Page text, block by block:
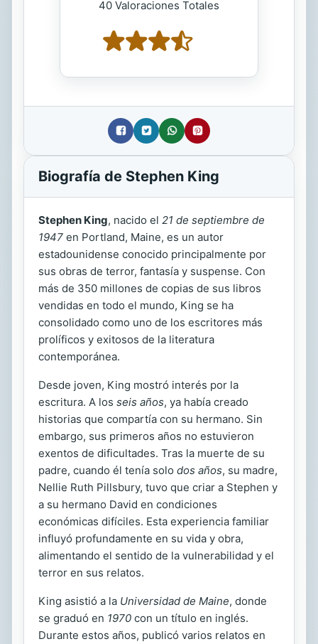
40 Valoraciones Totales
Biografía de Stephen King
Stephen King, nacido el 21 de septiembre de
1947 en Portland, Maine, es un autor
estadounidense conocido principalmente por
sus obras de terror, fantasía y suspense. Con
más de 350 millones de copias de sus libros
vendidas en todo el mundo, King se ha
consolidado como uno de los escritores más
prolíficos y exitosos de la literatura
contemporánea.
Desde joven, King mostró interés por la
escritura. A los seis años, ya había creado
historias que compartía con su hermano. Sin
embargo, sus primeros años no estuvieron
exentos de dificultades. Tras la muerte de su
padre, cuando él tenía solo dos años, su madre,
Nellie Ruth Pillsbury, tuvo que criar a Stephen y
a su hermano David en condiciones
económicas difíciles. Esta experiencia familiar
influyó profundamente en su vida y obra,
alimentando el sentido de la vulnerabilidad y el
terror en sus relatos.
King asistió a la Universidad de Maine, donde
se graduó en 1970 con un título en inglés.
Durante estos años, publicó varios relatos en